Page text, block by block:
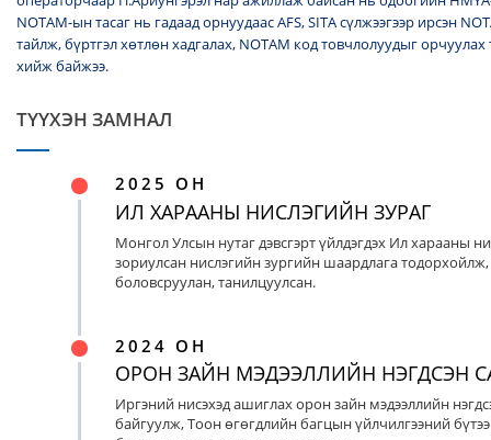
NOTAM-ын тасаг нь гадаад орнуудаас AFS, SITA сүлжээгээр ирсэн
тайлж, бүртгэл хөтлөн хадгалах, NОТАМ код товчлолуудыг
хийж байжээ.
ТҮҮХЭН ЗАМНАЛ
2025 ОН
ИЛ ХАРААНЫ НИСЛЭГИЙН ЗУРАГ
Монгол Улсын нутаг дэвсгэрт үйлдэгдэх Ил харааны
зориулсан нислэгийн зургийн шаардлага тодорхойлж,
боловсруулан, танилцуулсан.
2024 ОН
ОРОН ЗАЙН МЭДЭЭЛЛИЙН НЭГДСЭН
Иргэний нисэхэд ашиглах орон зайн мэдээллийн
байгуулж, Тоон өгөгдлийн багцын үйлчилгээний